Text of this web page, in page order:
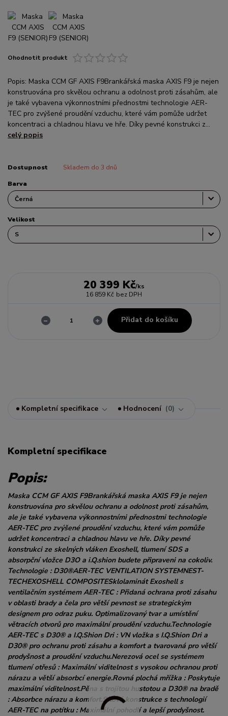
Ohodnotit produkt
Popis: Maska CCM GF AXIS F9Brankářská maska AXIS F9 je nejen
konstruována pro skvělou ochranu a odolnost proti zásahům, ale
je také vybavena výkonnostními přednostmi technologie AER-
TEC pro zvýšené proudění vzduchu, které vám pomůže udržet
koncentraci a chladnou hlavu ve hře. Díky pevné konstrukci z...
celý popis
Dostupnost Skladem do 3 dnů
Barva
Velikost
20 399 Kč/ks
16 859 Kč bez DPH
Přidat do košíku
Kompletní specifikace Hodnocení 0
Kompletní specifikace
Popis:
Maska CCM GF AXIS F9Brankářská maska AXIS F9 je nejen
konstruována pro skvělou ochranu a odolnost proti zásahům,
ale je také vybavena výkonnostními přednostmi technologie
AER-TEC pro zvýšené proudění vzduchu, které vám pomůže
udržet koncentraci a chladnou hlavu ve hře. Díky pevné
konstrukci ze skelných vláken Exoshell, tlumení SDS a
absorpční vložce D3O a i.Q.shion budete připraveni na cokoliv.
Technologie : D30®AER-TEC VENTILATION SYSTEMNEST-
TECHEXOSHELL COMPOSITESklolaminát Exoshell s
ventilačním systémem AER-TEC : Přidaná ochrana proti zásahu
v oblasti brady a čela pro větší pevnost se strategickým
designem pro odraz puku. Optimalizovaný tvar a umístění
větracích otvorů pro maximální proudění vzduchu.Technologie
AER-TEC s D30® a I.Q.Shion Dri : VN vložka s I.Q.Shion Dri a
D30® pro ochranu proti zásahu a komfort a tvarovaná pro větší
prodyšnost a proudění vzduchu.Nerezová ocel se systémem
tlumení otřesů : Maximální viditelnost s vysokou ochranou proti
nárazu a větší absorbcí energie.Rovná plochá mřížka : Poskytuje
maximální viditelnost.Pěna s trojitou hustotou a D30® na bradě
: Absorbce nárazu a komfort.Síťová konstrukce s technologií
AER-TEC na potítku : Maximální pohodlí a lepší prodyšnost.